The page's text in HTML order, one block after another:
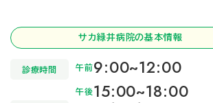
サカ緑井病院の基本情報
診療時間 午前9:00~12:00
午後15:00~18:00